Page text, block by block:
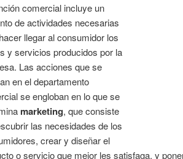
comercial incluye un
de actividades necesarias
llegar al consumidor los
y servicios producidos por la
Las acciones que se
en el departamento
se engloban en lo que se
marketing, que consiste
las necesidades de los
crear y diseñar el
o servicio que mejor les satisfaga, y